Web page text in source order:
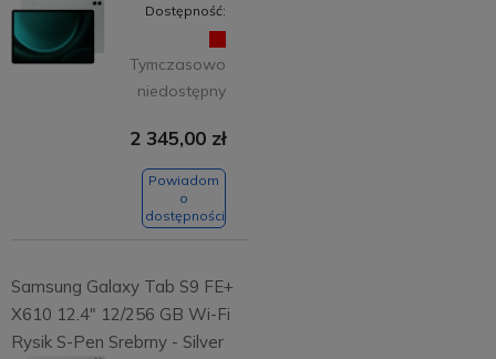
Dostępność:
Tymczasowo
niedostępny
2 345,00 zł
Powiadom
o
dostępności
Samsung Galaxy Tab S9 FE+
X610 12.4" 12/256 GB Wi-Fi
Rysik S-Pen Srebrny - Silver